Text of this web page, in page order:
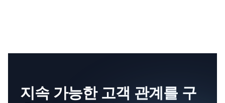
지속 가능한 고객 관계를 구